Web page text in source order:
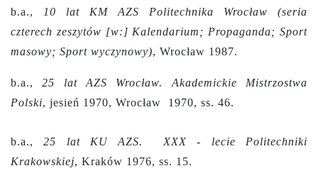
b.a.,
10 lat KM AZS Politechnika Wrocław (seria
czterech zeszytów [w:] Kalendarium; Propaganda; Sport
masowy; Sport wyczynowy), Wrocław 1987.
b.a.,25 lat AZS Wrocław. Akademickie Mistrzostwa
Polski, jesień 1970, Wrocław 1970, ss. 46.
b.a.,25 lat KU AZS. XXX - lecie Politechniki
Krakowskiej, Kraków 1976, ss. 15.